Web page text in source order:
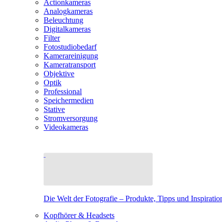
Actionkameras
Analogkameras
Beleuchtung
Digitalkameras
Filter
Fotostudiobedarf
Kamerareinigung
Kameratransport
Objektive
Optik
Professional
Speichermedien
Stative
Stromversorgung
Videokameras
Die Welt der Fotografie – Produkte, Tipps und
Kopfhörer & Headsets